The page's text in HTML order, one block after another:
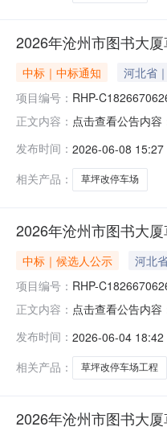
2026年沧州市图书大
中标｜中标通知 河北省
项目编号： RHP-
正文内容： 点击查看公告内
发布时间： 2026-06-08 15:27
相关产品：
草坪改停车场
2026年沧州市图书大
中标｜候选人公示 河北
项目编号： RHP-
正文内容： 点击查看公告内
发布时间： 2026-06-04 18:42
相关产品：
草坪改停车场工程
2026年沧州市图书大